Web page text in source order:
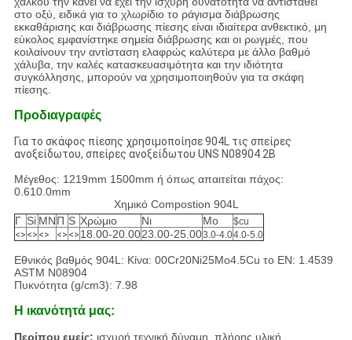
στο οξύ, ειδικά για το χλωρίδιο το ράγισμα διάβρωσης
εκκαθάρισης και διάβρωσης πίεσης είναι ιδιαίτερα ανθεκτικό, μη
εύκολος εμφανίστηκε σημεία διάβρωσης και οι ρωγμές, που
κοιλαίνουν την αντίσταση ελαφρώς καλύτερα με άλλο βαθμό
χάλυβα, την καλές κατασκευασιμότητα και την ιδιότητα
συγκόλλησης, μπορούν να χρησιμοποιηθούν για τα σκάφη
πίεσης.
Προδιαγραφές
Για το σκάφος πίεσης χρησιμοποίησε 904L τις σπείρες
ανοξείδωτου, σπείρες ανοξείδωτου UNS N08904 2B
Μέγεθος: 1219mm 1500mm ή όπως απαιτείται πάχος:
0.610.0mm
Χημικό Compostion 904L
Γ Si ΜΝΠ S Χρώμιο Νι Mo
$cu
<> <> <> <> <> 18.00-20.0023.00-25.003.0-4.04.0-5.0
Εθνικός βαθμός 904L: Κίνα: 00Cr20Ni25Mo4.5Cu το EN: 1.4539
ASTM N08904
Πυκνότητα (g/cm3): 7.98
Η ικανότητά μας:
Περίπου εμείς: ισχυρή τεχνική δύναμη, πλήρης υλική